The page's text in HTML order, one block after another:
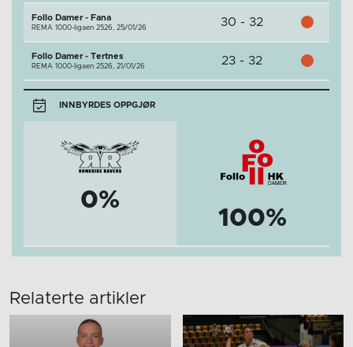
Follo Damer - Fana
REMA 1000-ligaen 2526, 25/01/26 30 - 32
Follo Damer - Tertnes
REMA 1000-ligaen 2526, 21/01/26 23 - 32
INNBYRDES OPPGJØR
0%
100%
Relaterte artikler